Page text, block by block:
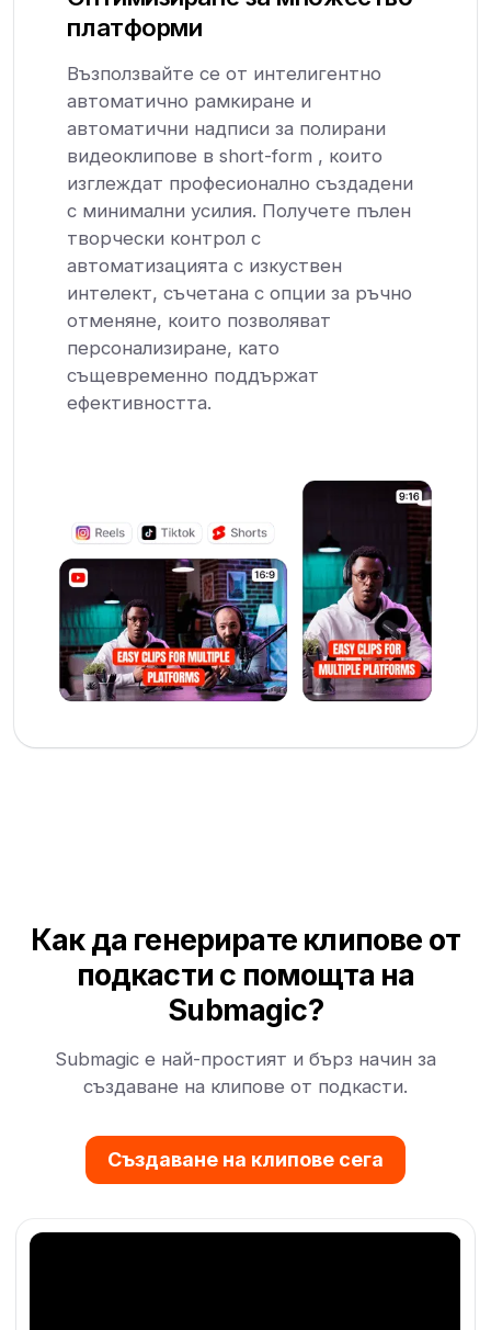
платформи
Възползвайте се от интелигентно
автоматично рамкиране и
автоматични надписи за полирани
видеоклипове в short-form , които
изглеждат професионално създадени
с минимални усилия. Получете пълен
творчески контрол с
автоматизацията с изкуствен
интелект, съчетана с опции за ръчно
отменяне, които позволяват
персонализиране, като
същевременно поддържат
ефективността.
Как да генерирате клипове от
подкасти с помощта на
Submagic?
Submagic е най-простият и бърз начин за
създаване на клипове от подкасти.
Създаване на клипове сега